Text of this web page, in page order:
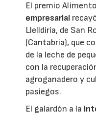
El premio
empresarial
Llelldiría, de San
(Cantabria), que
de la leche de
con la
agroganadero y
pasiegos.
El galardón a la